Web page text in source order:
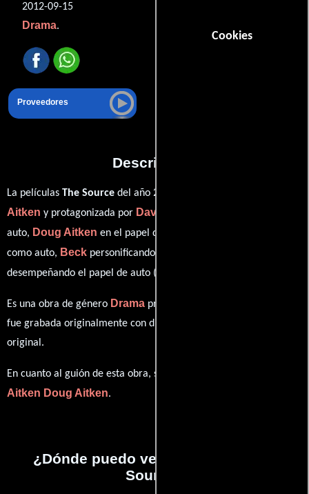
Cookies
2012-09-15
Drama.
Proveedores
Descripción
La películas The Source del año 2012, está dirigida por
Aitken y protagonizada por David Adjaye
auto, Doug Aitken en el papel de auto,
como auto, Beck personificando a auto y
desempeñando el papel de auto (
Es una obra de género Drama producida en EE.UU.. Esta obra
fue grabada originalmente con dialogos en
original.
En cuanto al guión de esta obra, se encuentra a cargo de
Aitken Doug Aitken.
¿Dónde puedo ver la películas The
Source?